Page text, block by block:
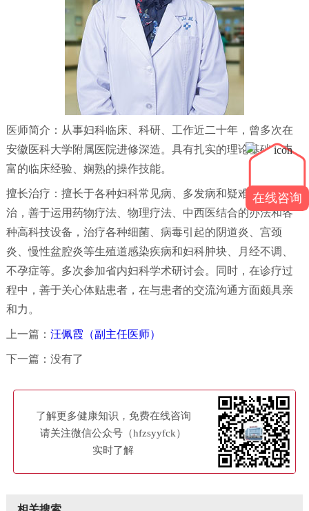
医师简介：从事妇科临床、科研、工作近二十年，曾多次在
安徽医科大学附属医院进修深造。具有扎实的理论基础、丰
富的临床经验、娴熟的操作技能。
擅长治疗：擅长于各种妇科常见病、多发病和疑难杂症的诊
治，善于运用药物疗法、物理疗法、中西医结合的办法和各
种高科技设备，治疗各种细菌、病毒引起的阴道炎、宫颈
炎、慢性盆腔炎等生殖道感染疾病和妇科肿块、月经不调、
不孕症等。多次参加省内妇科学术研讨会。同时，在诊疗过
程中，善于关心体贴患者，在与患者的交流沟通方面颇具亲
和力。
上一篇： 汪佩霞（副主任医师）
下一篇：没有了
了解更多健康知识，免费在线咨询
请关注微信公众号（hfzsyyfck）
实时了解
在线咨询